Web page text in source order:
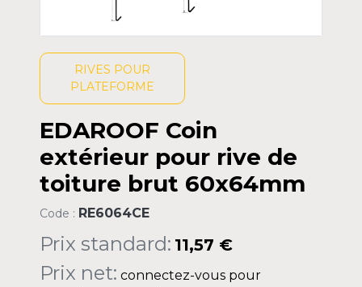
RIVES POUR
PLATEFORME
EDAROOF Coin
extérieur pour rive de
toiture brut 60x64mm
Code : RE6064CE
Prix standard: 11,57 €
Prix net: connectez-vous pour